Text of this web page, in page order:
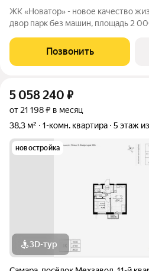
ЖК «Новатор» - новое качество
двор парк без машин, площадь 2 000 м. Здесь есть всё для
спортивные зоны ландшафтное
высшем уровне: система
Позвонить
5 058 240 ₽
от 21 198 ₽ в месяц
38,3 м²
1-комн. квартира 5 этаж
новостройка
3D-тур